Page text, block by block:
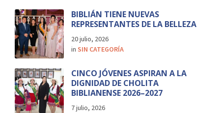
BIBLIÁN TIENE NUEVAS
REPRESENTANTES DE LA BELLEZA
20 julio, 2026
in SIN CATEGORÍA
CINCO JÓVENES ASPIRAN A LA
DIGNIDAD DE CHOLITA
BIBLIANENSE 2026–2027
7 julio, 2026